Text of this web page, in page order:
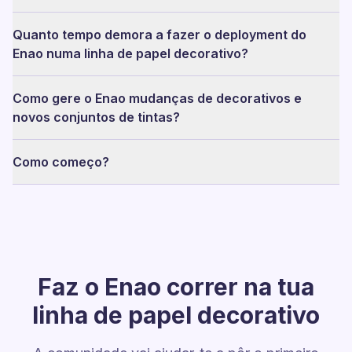
Quanto tempo demora a fazer o deployment do
Enao numa linha de papel decorativo?
Como gere o Enao mudanças de decorativos e
novos conjuntos de tintas?
Como começo?
Faz o Enao correr na tua
linha de papel decorativo